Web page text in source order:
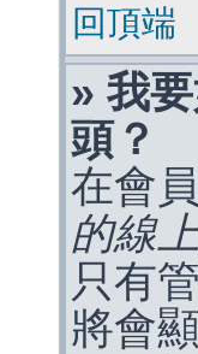
回頂端
» 我
頭？
在會
的線
只有
將會